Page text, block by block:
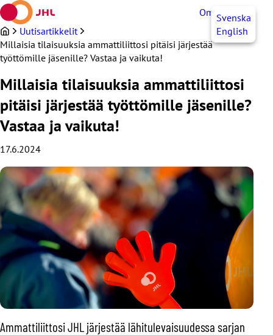
Siirry
sisältöön
OmaJHLSvenska
English
Uutisartikkelit
Millaisia tilaisuuksia ammattiliittosi pitäisi järjestää
työttömille jäsenille? Vastaa ja vaikuta!
Millaisia tilaisuuksia ammattiliittosi
pitäisi järjestää työttömille jäsenille?
Vastaa ja vaikuta!
17.6.2024
Ammattiliittosi JHL järjestää lähitulevaisuudessa sarjan